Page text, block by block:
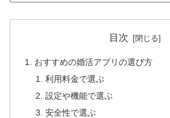
目次
おすすめの婚活アプリの選び方
利用料金で選ぶ
設定や機能で選ぶ
安全性で選ぶ